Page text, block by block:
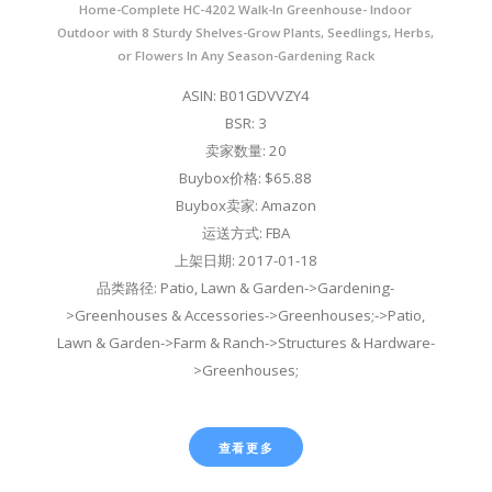
Home-Complete HC-4202 Walk-In Greenhouse- Indoor
Outdoor with 8 Sturdy Shelves-Grow Plants, Seedlings, Herbs,
or Flowers In Any Season-Gardening Rack
ASIN: B01GDVVZY4
BSR: 3
卖家数量: 20
Buybox价格: $65.88
Buybox卖家: Amazon
运送方式: FBA
上架日期: 2017-01-18
品类路径: Patio, Lawn & Garden->Gardening-
>Greenhouses & Accessories->Greenhouses;->Patio,
Lawn & Garden->Farm & Ranch->Structures & Hardware-
>Greenhouses;
查看更多